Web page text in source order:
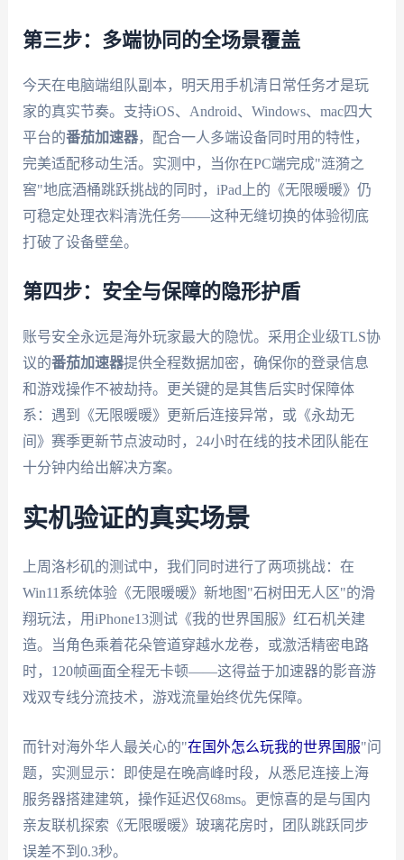
第三步：多端协同的全场景覆盖
今天在电脑端组队副本，明天用手机清日常任务才是玩
家的真实节奏。支持iOS、Android、Windows、mac四大
平台的番茄加速器，配合一人多端设备同时用的特性，
完美适配移动生活。实测中，当你在PC端完成"涟漪之
窖"地底酒桶跳跃挑战的同时，iPad上的《无限暖暖》仍
可稳定处理衣料清洗任务——这种无缝切换的体验彻底
打破了设备壁垒。
第四步：安全与保障的隐形护盾
账号安全永远是海外玩家最大的隐忧。采用企业级TLS协
议的番茄加速器提供全程数据加密，确保你的登录信息
和游戏操作不被劫持。更关键的是其售后实时保障体
系：遇到《无限暖暖》更新后连接异常，或《永劫无
间》赛季更新节点波动时，24小时在线的技术团队能在
十分钟内给出解决方案。
实机验证的真实场景
上周洛杉矶的测试中，我们同时进行了两项挑战：在
Win11系统体验《无限暖暖》新地图"石树田无人区"的滑
翔玩法，用iPhone13测试《我的世界国服》红石机关建
造。当角色乘着花朵管道穿越水龙卷，或激活精密电路
时，120帧画面全程无卡顿——这得益于加速器的影音游
戏双专线分流技术，游戏流量始终优先保障。
而针对海外华人最关心的"在国外怎么玩我的世界国服"问
题，实测显示：即使是在晚高峰时段，从悉尼连接上海
服务器搭建建筑，操作延迟仅68ms。更惊喜的是与国内
亲友联机探索《无限暖暖》玻璃花房时，团队跳跃同步
误差不到0.3秒。